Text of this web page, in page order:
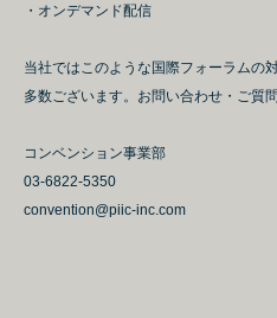
・オンデマンド配信
当社ではこのような国際フォーラムの
多数ございます。お問い合わせ・ご質
コンベンション事業部
03-6822-5350
convention@piic-inc.com